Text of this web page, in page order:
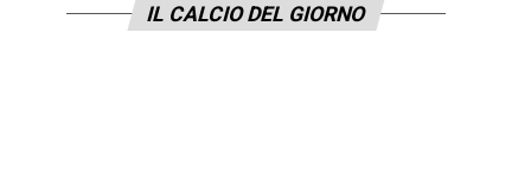
IL CALCIO DEL GIORNO